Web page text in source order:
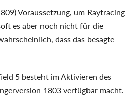
Voraussetzung, um Raytracing
es aber noch nicht für die
dass das besagte
5 besteht im Aktivieren des
1803 verfügbar macht.